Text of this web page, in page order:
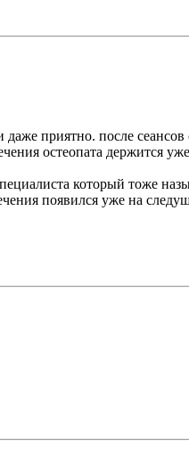
приятно. после
остеопата держится
который тоже
появился уже на